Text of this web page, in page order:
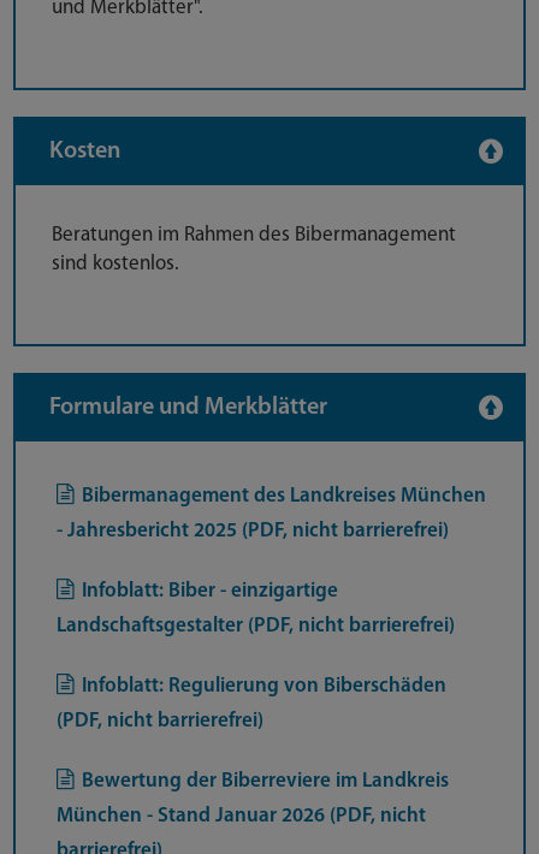
und Merkblätter".
Kosten
Beratungen im Rahmen des Bibermanagement
sind kostenlos.
Formulare und Merkblätter
Bibermanagement des Landkreises München
- Jahresbericht 2025 (PDF, nicht barrierefrei)
Infoblatt: Biber - einzigartige
Landschaftsgestalter (PDF, nicht barrierefrei)
Infoblatt: Regulierung von Biberschäden
(PDF, nicht barrierefrei)
Bewertung der Biberreviere im Landkreis
München - Stand Januar 2026 (PDF, nicht